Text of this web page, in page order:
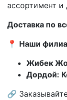
ассортимент
Доставка по
📍 Наши
Жибек
Дордой:
🔗